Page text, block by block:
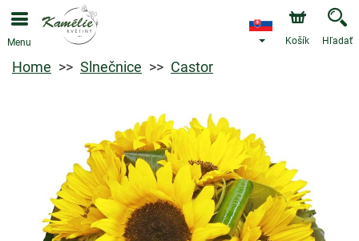
Menu Košík Hľadať
Home Slnečnice Castor